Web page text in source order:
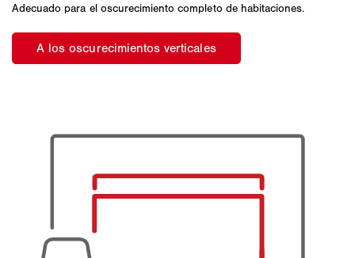
Adecuado para el oscurecimiento completo de habitaciones.